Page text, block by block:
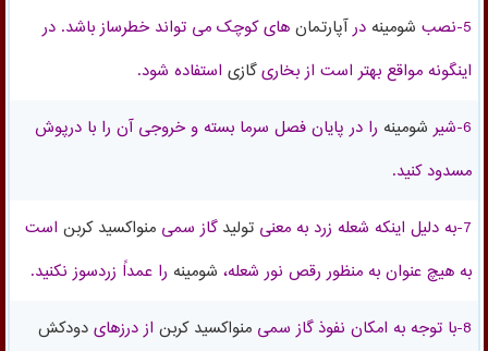
5-نصب شومینه درآپارتمانهای کوچک می تواند خطرساز باشد. در
اینگونه مواقع بهتر است از بخاریگازیاستفاده شود.
6-شیر شومینه را در پایان فصل سرما بسته و خروجی آن را با درپوش
مسدود کنید.
7-به دلیل اینکه شعله زرد به معنی تولید گاز سمی منواکسید کربناست
به هیچ عنوان به منظور رقص نور شعله، شومینه را عمداً زردسوز نکنید.
8-با توجه به امکان نفوذ گاز سمی منواکسید کربنازدرزهای دودکش